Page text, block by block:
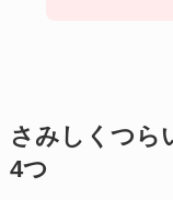
さみしくつら
4つ